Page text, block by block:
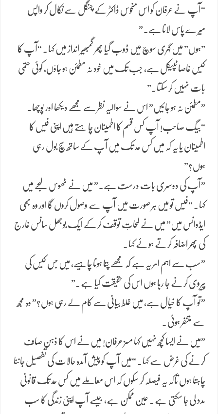
“آپ نے عرفان کو اس منحوس ڈاکٹر کے چنگل سے نکال کر واپس
میرے پاس لانا ہے۔”
​”ہوں” میں گہری سوچ میں ڈوب گیا پھر گمبھیر انداز میں کہا۔ “آپ کا
کیس خاصا ٹپیکل ہے، جب تک میں خود نہ مطمئن ہو جاؤں، کوئی حتمی
بات نہیں کر سکتا۔”
​”مطمئن نہ ہو جائیں” اس نے سوالیہ نظر سے مجھے دیکھا اور پوچھا۔
“بیگ صاحب! آپ کس قسم کا اطمینان چاہتے ہیں اپنی فیس کا
اطمینان یا یہ کہ میں کس حد تک میں آپ کے ساتھ سچ بول رہی
ہوں؟”
​”آپ کی دوسری بات درست ہے۔” میں نے ٹھوس لہجے میں
کہا۔ “فیس تو میں ہر صورت میں آپ سے وصول کروں گا اور وہ بھی
ایڈوانس میں” میں نے لمحاتِ توقف کر کے ایک بوجھل سانس خارج
کی پھر اضافہ کرتے ہوئے کہا۔
​”سب سے اہم امر یہ ہے کہ مجھے پتا ہونا چاہیے، میں جس کیس کی
پیروی کرنے جا رہا ہوں اس کی حقیقت کیا ہے.”
​”تو آپ کا خیال ہے، میں غلط بیانی سے کام لے رہی ہوں؟” وہ مجھ
سے متنفر ہوئی۔
​”میں نے ایسا کچھ نہیں کہا مسز عرفان! میں نے اس کا ذہن صاف
کرنے کی غرض سے کہا۔ “میں آپ کو پیش آمدہ حالات کی تفصیل جاننا
چاہتا ہوں تاکہ یہ فیصلہ کر سکوں کہ اس معاملے میں کس حد تک قانونی
مدد لی جا سکتی ہے۔ عین ممکن ہے، جیسے آپ اپنی زندگی کا سب